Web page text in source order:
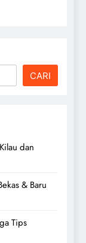
CARI
dan
& Baru
Tips